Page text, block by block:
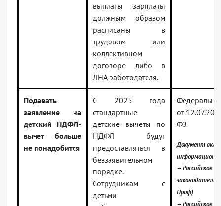
выплаты зарплаты
должным образом
расписаны в
трудовом или
коллективном
договоре либо в
ЛНА работодателя.
Подавать
заявление на
детский НДФЛ-
вычет больше
не понадобится
С 2025 года
стандартные
детские вычеты по
НДФЛ будут
предоставляться в
беззаявительном
порядке.
Сотрудникам с
детьми
от
ФЗ
Документ
— Российское
Проф)
— Российское